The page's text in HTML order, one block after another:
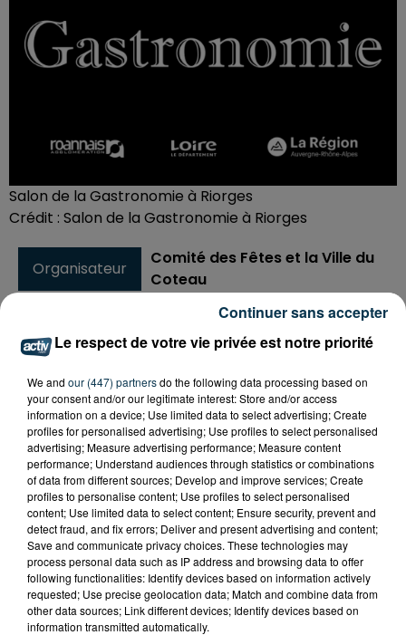
Salon de la Gastronomie à Riorges
Crédit : Salon de la Gastronomie à Riorges
Organisateur
Comité des Fêtes et la Ville du
Coteau
Ajouter à votre calendrier
Date
du19 novembre 2022 à 10h00
au20 novembre 2022 à 18h00
Lieu
Le Scarabée - rue du Marclet à
Riorges
Payant
Le respect de votre vie privée est notre priorité
We and our (447) partnersdo the following data processing based on
your consent and/or our legitimate interest: Store and/or access
information on a device; Use limited data to select advertising; Create
profiles for personalised advertising; Use profiles to select personalised
advertising; Measure advertising performance; Measure content
performance; Understand audiences through statistics or combinations
of data from different sources; Develop and improve services; Create
profiles to personalise content; Use profiles to select personalised
content; Use limited data to select content; Ensure security, prevent and
detect fraud, and fix errors; Deliver and present advertising and content;
Save and communicate privacy choices. These technologies may
process personal data such as IP address and browsing data to offer
following functionalities: Identify devices based on information actively
requested; Use precise geolocation data; Match and combine data from
other data sources; Link different devices; Identify devices based on
information transmitted automatically.
Continuer sans accepter